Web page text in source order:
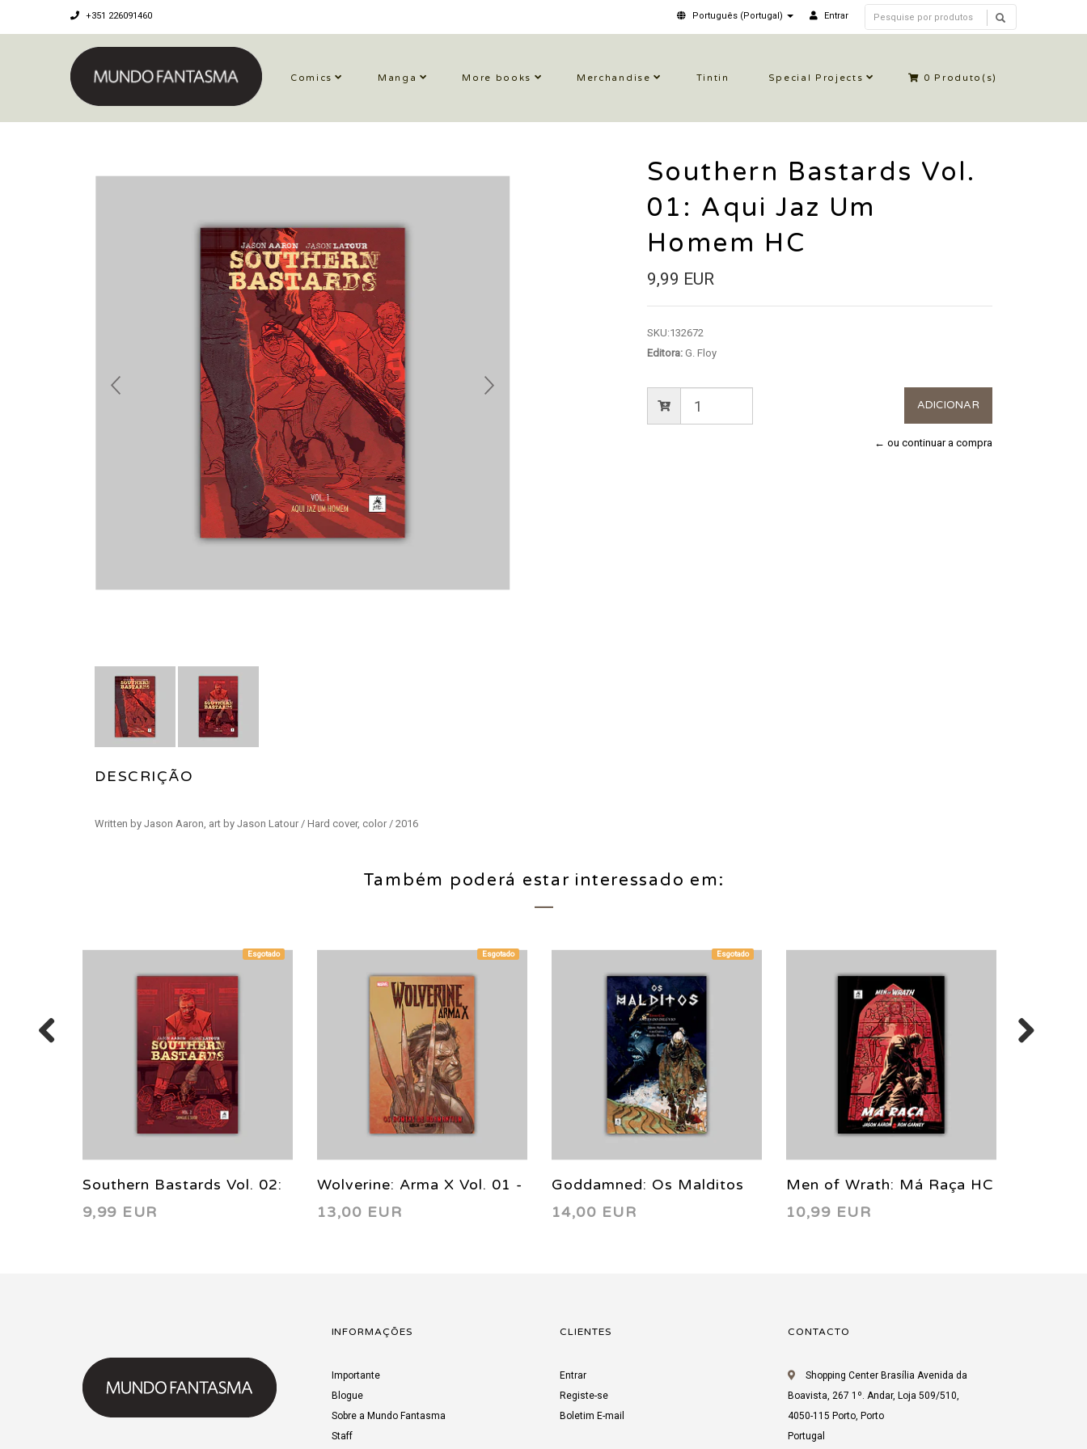
+351 226091460 Português (Portugal) Entrar
Comics Manga More books Merchandise Tintin Special Projects 0 Produto(s)
DESCRIÇÃO
Written by Jason Aaron, art by Jason Latour / Hard cover, color / 2016
Southern Bastards Vol.
01: Aqui Jaz Um
Homem HC
9,99 EUR
SKU:132672
Editora:G. Floy
← ou continuar a compra
Também poderá estar interessado em:
Esgotado
Southern Bastards Vol. 02:
Sangue e Suor HC
9,99 EUR
Esgotado
Wolverine: Arma X Vol. 01 -
Os Homens de Adamantium
13,00 EUR
Esgotado
Goddamned: Os Malditos
Vol. 01: Antes do Dilúvio
14,00 EUR
Men of Wrath: Má Raça HC
2016
10,99 EUR
INFORMAÇÕES
Importante
Blogue
Sobre a Mundo Fantasma
Staff
CLIENTES
Entrar
Registe-se
Boletim E-mail
CONTACTO
Shopping Center Brasília Avenida da
Boavista, 267 1º. Andar, Loja 509/510,
4050-115 Porto, Porto
Portugal